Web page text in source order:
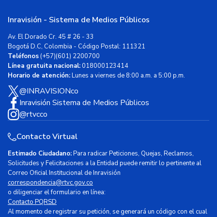
Inravisión - Sistema de Medios Públicos
Av. El Dorado Cr. 45 # 26 - 33
Bogotá D.C, Colombia - Código Postal: 111321
Teléfonos(+57)(601) 2200700
Línea gratuita nacional:018000123414
Horario de atención:Lunes a viernes de 8:00 a.m. a 5:00 p.m.
@INRAVISIONco
Inravisión Sistema de Medios Públicos
@rtvcco
Contacto Virtual
Estimado Ciudadano:Para radicar Peticiones, Quejas, Reclamos,
Solicitudes y Felicitaciones a la Entidad puede remitir lo pertinente al
Correo Oficial Institucional de Inravisión
correspondencia@rtvc.gov.co
o diligenciar el formulario en línea:
Contacto PQRSD
Al momento de registrar su petición, se generará un código con el cual